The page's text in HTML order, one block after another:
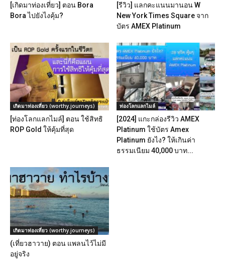
[เกิดมาท่องเที่ยว] ตอน Bora
Bora ไปยังไงคุ้ม?
[รีวิว] แลกคะแนนมานอน W
New York Times Square จาก
บัตร AMEX Platinum
เกิดมาท่องเที่ยว (worthy.journeys)
[ท่องโลกแลกไมล์] ตอน ใช้สิทธิ
ROP Gold ให้คุ้มที่สุด
ท่องโลกแลกไมล์
[2024] แกะกล่องรีวิว AMEX
Platinum ใช้บัตร Amex
Platinum ยังไง? ให้เกินค่า
ธรรมเนียม 40,000 บาท...
เกิดมาท่องเที่ยว (worthy.journeys)
(เที่ยวฮาวาย) ตอน แพลนไว้ไม่มี
อยู่จริง